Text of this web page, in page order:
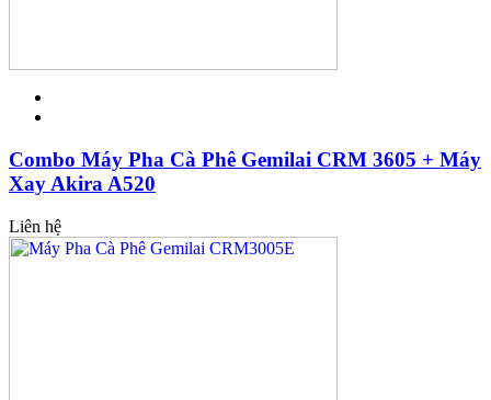
Combo Máy Pha Cà Phê Gemilai CRM 3605 + Máy
Xay Akira A520
Liên hệ